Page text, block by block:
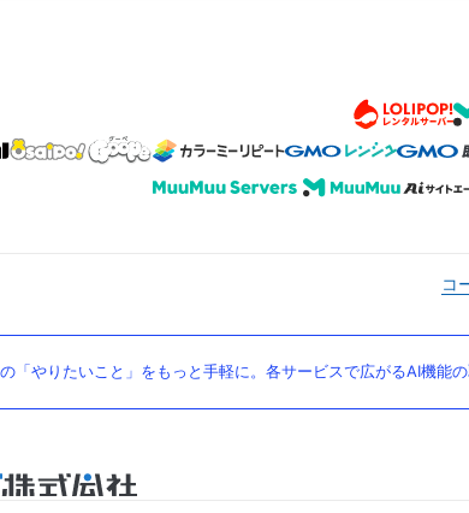
コ
「やりたいこと」をもっと手軽に。各サービスで広がるAI機能